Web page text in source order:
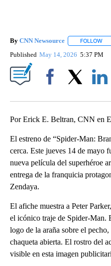
By CNN Newsource FOLLOW
Published May 14, 2026 5:37 PM
Por Erick E. Beltran, CNN en
El estreno de “Spider-Man:
cerca. Este jueves 14 de mayo
nueva película del superhéroe
entrega de la franquicia
Zendaya.
El afiche muestra a Peter
el icónico traje de Spider-Man.
logo de la araña sobre el
chaqueta abierta. El rostro del
visible en esta imagen